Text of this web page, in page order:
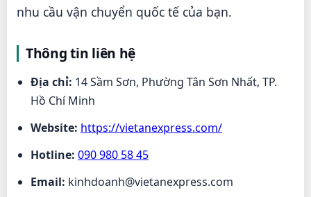
nhu cầu vận chuyển quốc tế của bạn.
Thông tin liên hệ
Địa chỉ: 14 Sầm Sơn, Phường Tân Sơn Nhất, TP.
Hồ Chí Minh
Website: https://vietanexpress.com/
Hotline: 090 980 58 45
Email: kinhdoanh@vietanexpress.com